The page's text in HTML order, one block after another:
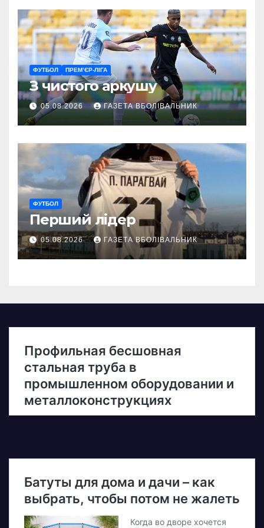
ФУТБОЛ ПРЕМ’ЄР-ЛІГА
З чистого аркушу
05.08.2026 ГАЗЕТА ВБОЛІВАЛЬНИК
ФУТБОЛ
Перший лідер
05.08.2026 ГАЗЕТА ВБОЛІВАЛЬНИК